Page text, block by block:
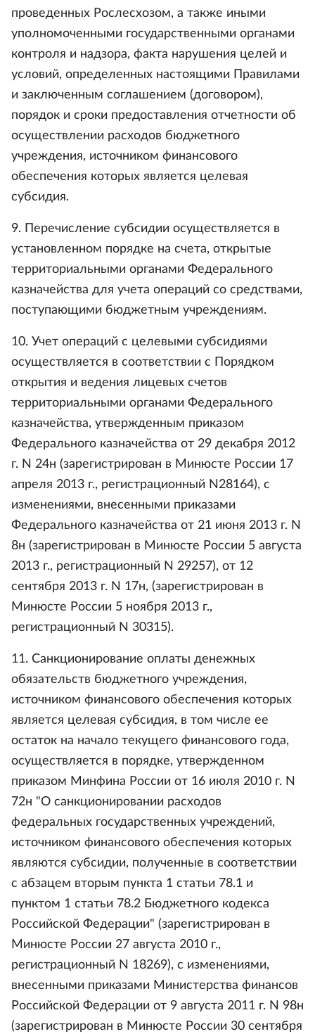
проведенных Рослесхозом, а также иными
уполномоченными государственными органами
контроля и надзора, факта нарушения целей и
условий, определенных настоящими Правилами
и заключенным соглашением (договором),
порядок и сроки предоставления отчетности об
осуществлении расходов бюджетного
учреждения, источником финансового
обеспечения которых является целевая
субсидия.
9. Перечисление субсидии осуществляется в
установленном порядке на счета, открытые
территориальными органами Федерального
казначейства для учета операций со средствами,
поступающими бюджетным учреждениям.
10. Учет операций с целевыми субсидиями
осуществляется в соответствии с Порядком
открытия и ведения лицевых счетов
территориальными органами Федерального
казначейства, утвержденным приказом
Федерального казначейства от 29 декабря 2012
г. N 24н (зарегистрирован в Минюсте России 17
апреля 2013 г., регистрационный N28164), с
изменениями, внесенными приказами
Федерального казначейства от 21 июня 2013 г. N
8н (зарегистрирован в Минюсте России 5 августа
2013 г., регистрационный N 29257), от 12
сентября 2013 г. N 17н, (зарегистрирован в
Минюсте России 5 ноября 2013 г.,
регистрационный N 30315).
11. Санкционирование оплаты денежных
обязательств бюджетного учреждения,
источником финансового обеспечения которых
является целевая субсидия, в том числе ее
остаток на начало текущего финансового года,
осуществляется в порядке, утвержденном
приказом Минфина России от 16 июля 2010 г. N
72н "О санкционировании расходов
федеральных государственных учреждений,
источником финансового обеспечения которых
являются субсидии, полученные в соответствии
с абзацем вторым пункта 1 статьи 78.1 и
пунктом 1 статьи 78.2 Бюджетного кодекса
Российской Федерации" (зарегистрирован в
Минюсте России 27 августа 2010 г.,
регистрационный N 18269), с изменениями,
внесенными приказами Министерства финансов
Российской Федерации от 9 августа 2011 г. N 98н
(зарегистрирован в Минюсте России 30 сентября